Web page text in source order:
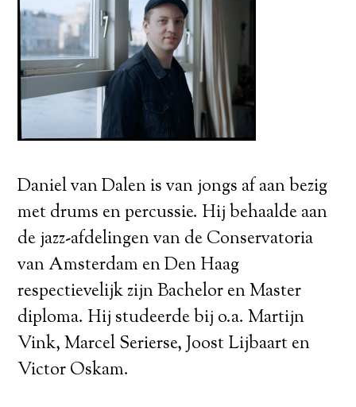
Daniel van Dalen is van jongs af aan bezig
met drums en percussie. Hij behaalde aan
de jazz-afdelingen van de Conservatoria
van Amsterdam en Den Haag
respectievelijk zijn Bachelor en Master
diploma. Hij studeerde bij o.a. Martijn
Vink, Marcel Serierse, Joost Lijbaart en
Victor Oskam.